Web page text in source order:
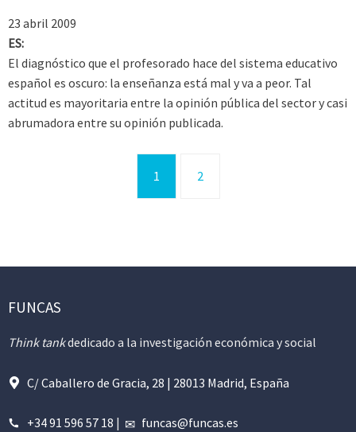
23 abril 2009
ES:
El diagnóstico que el profesorado hace del sistema educativo
español es oscuro: la enseñanza está mal y va a peor. Tal
actitud es mayoritaria entre la opinión pública del sector y casi
abrumadora entre su opinión publicada.
1 2
FUNCAS
Think tankdedicado a la investigación económica y social
C/ Caballero de Gracia, 28 | 28013 Madrid, España
+34 91 596 57 18 | funcas@funcas.es